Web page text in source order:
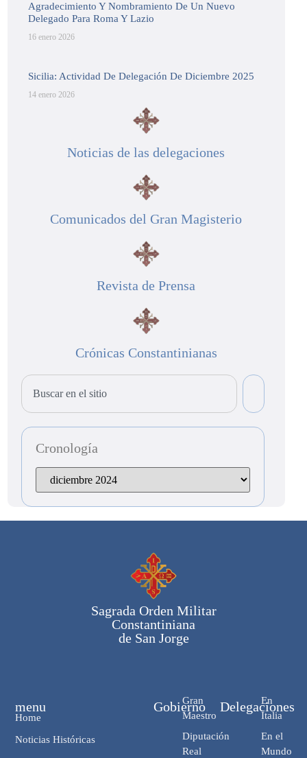
Agradecimiento Y Nombramiento De Un Nuevo
Delegado Para Roma Y Lazio
16 enero 2026
Sicilia: Actividad De Delegación De Diciembre 2025
14 enero 2026
Noticias de las delegaciones
Comunicados del Gran Magisterio
Revista de Prensa
Crónicas Constantinianas
Cronología
Sagrada Orden Militar
Constantiniana
de San Jorge
Gobierno
Gran
Maestro
Diputación
Real
Delegaciones
En
Italia
En el
Mundo
menu
Home
Noticias Históricas